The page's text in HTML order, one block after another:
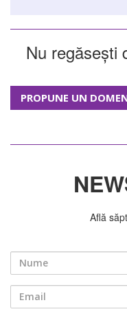
Nu regăsești
PROPUNE UN
Află